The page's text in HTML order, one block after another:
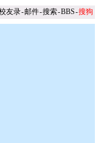
友录-邮件-搜索-BBS-搜狗